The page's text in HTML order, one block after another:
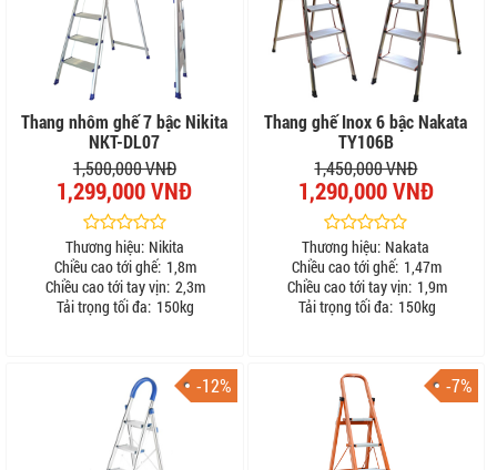
Thang nhôm ghế 7 bậc Nikita
NKT-DL07
1,500,000 VNĐ
1,299,000 VNĐ
Thương hiệu: Nikita
Chiều cao tới ghế: 1,8m
Chiều cao tới tay vịn: 2,3m
Tải trọng tối đa: 150kg
Thang ghế Inox 6 bậc Nakata
TY106B
1,450,000 VNĐ
1,290,000 VNĐ
Thương hiệu: Nakata
Chiều cao tới ghế: 1,47m
Chiều cao tới tay vịn: 1,9m
Tải trọng tối đa: 150kg
-12% -7%